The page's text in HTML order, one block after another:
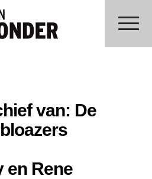
van: De
en Rene